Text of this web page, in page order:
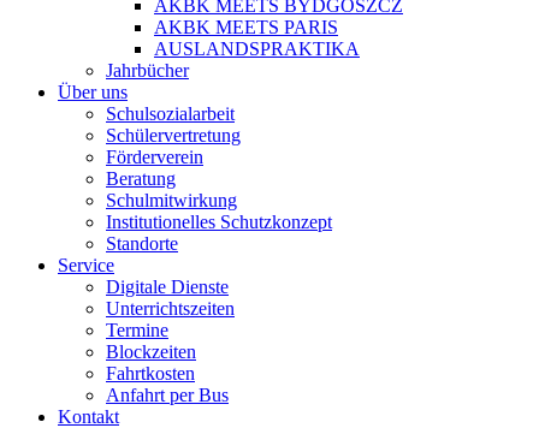
AKBK MEETS BYDGOSZCZ
AKBK MEETS PARIS
AUSLANDSPRAKTIKA
Jahrbücher
Über uns
Schulsozialarbeit
Schülervertretung
Förderverein
Beratung
Schulmitwirkung
Institutionelles Schutzkonzept
Standorte
Service
Digitale Dienste
Unterrichtszeiten
Termine
Blockzeiten
Fahrtkosten
Anfahrt per Bus
Kontakt